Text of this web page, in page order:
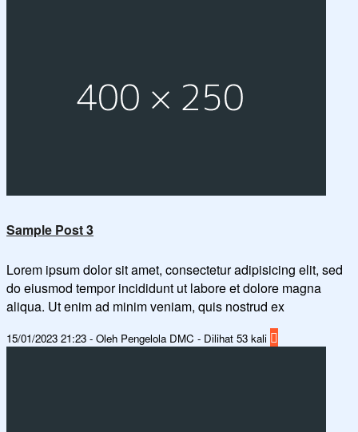
Sample Post 3
Lorem ipsum dolor sit amet, consectetur adipisicing elit, sed
do eiusmod tempor incididunt ut labore et dolore magna
aliqua. Ut enim ad minim veniam, quis nostrud ex
15/01/2023 21:23 - Oleh Pengelola DMC - Dilihat 53 kali